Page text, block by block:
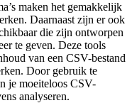
maken het gemakkelijk
Daarnaast zijn er ook
die zijn ontworpen
te geven. Deze tools
van een CSV-bestand
Door gebruik te
je moeiteloos CSV-
analyseren.